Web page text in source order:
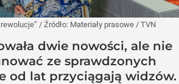
/ Źródło: Materiały prasowe / TVN
dwie nowości, ale nie
ze sprawdzonych
od lat przyciągają widzów.